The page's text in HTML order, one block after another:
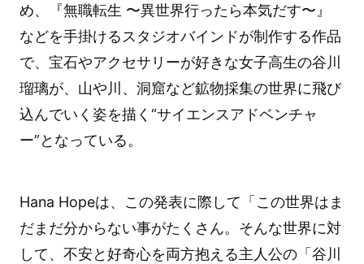
め、『無職転生 〜異世界行ったら本気だす〜』
などを手掛けるスタジオバインドが制作する作品
で、宝石やアクセサリーが好きな女子高生の谷川
瑠璃が、山や川、洞窟など鉱物採集の世界に飛び
込んでいく姿を描く“サイエンスアドベンチャ
ー”となっている。
Hana Hopeは、この発表に際して「この世界はま
だまだ分からない事がたくさん。そんな世界に対
して、不安と好奇心を両方抱える主人公の「谷川